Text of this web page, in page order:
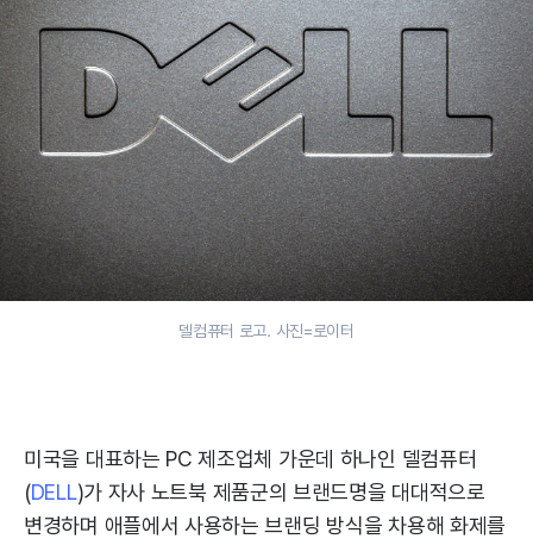
델컴퓨터 로고. 사진=로이터
미국을 대표하는 PC 제조업체 가운데 하나인 델컴퓨터
(DELL)가 자사 노트북 제품군의 브랜드명을 대대적으로
변경하며 애플에서 사용하는 브랜딩 방식을 차용해 화제를